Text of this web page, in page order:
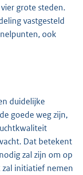
grote steden.
vastgesteld
ook
duidelijke
goede weg zijn,
Dat betekent
zal zijn om op
initiatief nemen